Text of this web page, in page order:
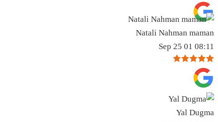
Natali Nahman maman
08:11 01 Sep 25
Yal Dugma